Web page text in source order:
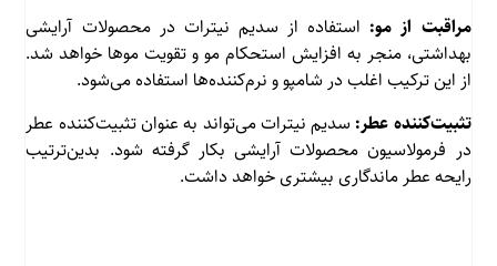
مراقبت از مو: استفاده از سدیم نیترات در محصولات آرایشی
بهداشتی، منجر به افزایش استحکام مو و تقویت موها خواهد شد.
از این ترکیب اغلب در شامپو و نرم‌کننده‌ها استفاده می‌شود.
تثبیت‌کننده عطر: سدیم نیترات می‌تواند به عنوان تثبیت‌کننده عطر
در فرمولاسیون محصولات آرایشی بکار گرفته شود. بدین‌ترتیب
رایحه عطر ماندگاری بیشتری خواهد داشت.